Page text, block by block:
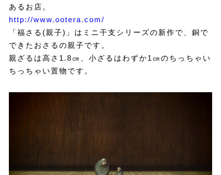
あるお店。
http://www.ootera.com/
「福さる(親子)」はミニ干支シリーズの新作で、銅で
できたおさるの親子です。
親ざるは高さ1.8㎝、小ざるはわずか1㎝のちっちゃい
ちっちゃい置物です。